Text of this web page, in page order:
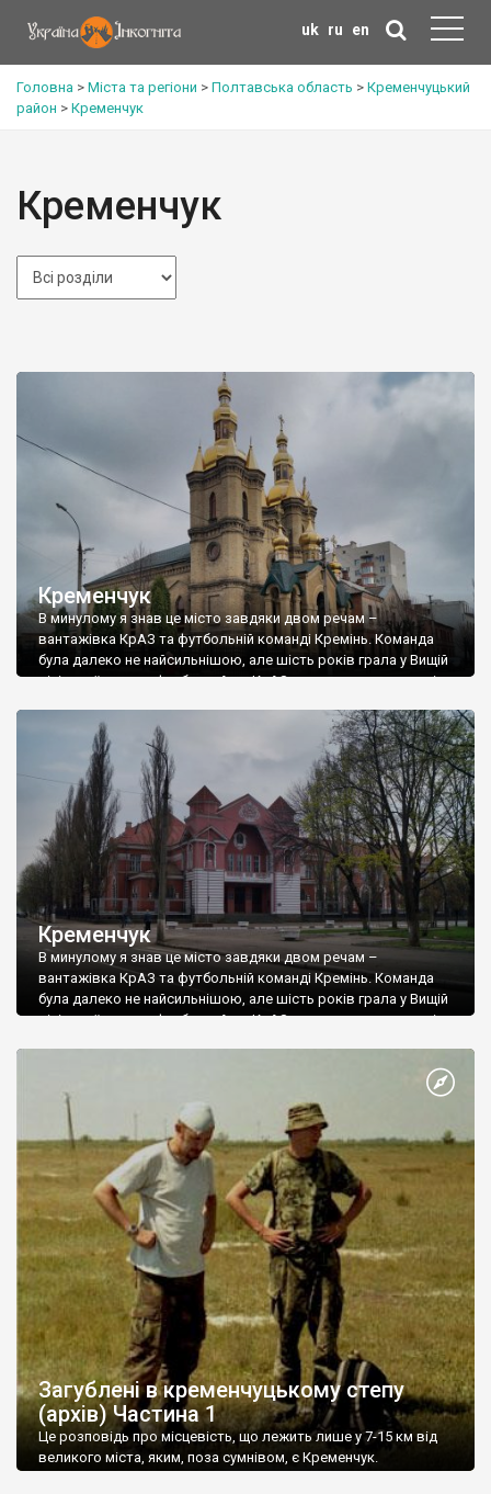
uk ru en
Головна > Міста та регіони > Полтавська область > Кременчуцький
район > Кременчук
Кременчук
Кременчук
В минулому я знав це місто завдяки двом речам –
вантажівка КрАЗ та футбольній команді Кремінь. Команда
була далеко не найсильнішою, але шість років грала у Вищій
лізі українського футболу. А от КрАЗ – крутяк, в дитинстві я
колесами. А більше нічого про Кременчук не знав. Пізніше я
дізнався, […]
Кременчук
В минулому я знав це місто завдяки двом речам –
вантажівка КрАЗ та футбольній команді Кремінь. Команда
була далеко не найсильнішою, але шість років грала у Вищій
лізі українського футболу. А от КрАЗ – крутяк, в дитинстві я
Загублені в кременчуцькому степу
(архів) Частина 1
Це розповідь про місцевість, що лежить лише у 7-15 км від
великого міста, яким, поза сумнівом, є Кременчук.